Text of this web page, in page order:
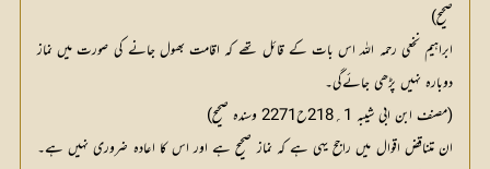
صحیح)
ابراہیم نخعی رحمہ اللہ اس بات کے قائل تھے کہ اقامت بھول جانے کی صورت میں نماز
دوبارہ نہیں پڑھی جائےگی۔
(مصنف ابن ابی شیبہ 1؍218ح2271 وسندہ صحیح)
ان متناقض اقوال میں راجح یہی ہے کہ نماز صحیح ہے اور اس کا اعادہ ضروری نہیں ہے۔